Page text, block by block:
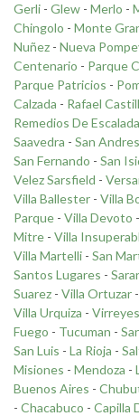
Gerli - Glew - Merlo -
Chingolo - Monte
Nuñez - Nueva
Centenario - Parque
Parque Patricios -
Calzada - Rafael
Remedios De Escalada
Saavedra - San Andres
San Fernando - San
Velez Sarsfield -
Villa Ballester - Villa
Parque - Villa Devoto -
Mitre - Villa
Villa Martelli - San
Santos Lugares -
Suarez - Villa Ortuzar -
Villa Urquiza - Virreyes
Fuego - Tucuman -
San Luis - La Rioja -
Misiones - Mendoza -
Buenos Aires -
- Chacabuco - Capilla